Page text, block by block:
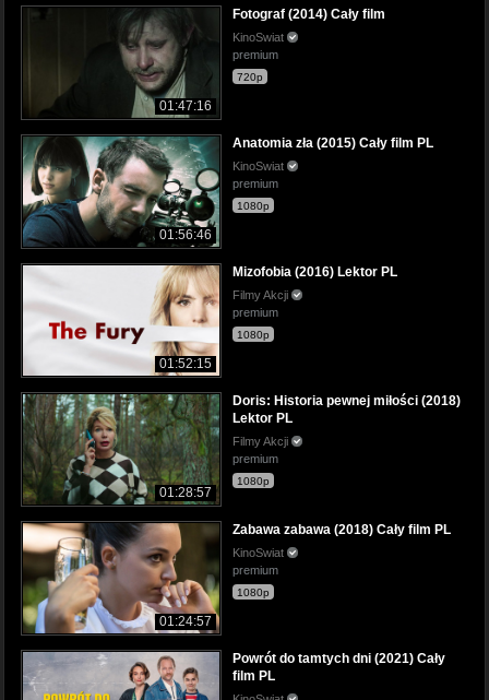
01:47:16
Fotograf (2014) Cały film
KinoSwiat
premium
720p
01:56:46
Anatomia zła (2015) Cały film PL
KinoSwiat
premium
1080p
01:52:15
Mizofobia (2016) Lektor PL
Filmy Akcji
premium
1080p
01:28:57
Doris: Historia pewnej miłości (2018)
Lektor PL
Filmy Akcji
premium
1080p
01:24:57
Zabawa zabawa (2018) Cały film PL
KinoSwiat
premium
1080p
Powrót do tamtych dni (2021) Cały
film PL